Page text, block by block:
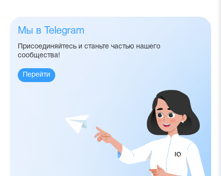
Мы в Telegram
Присоединяйтесь и станьте частью нашего
сообщества!
Перейти